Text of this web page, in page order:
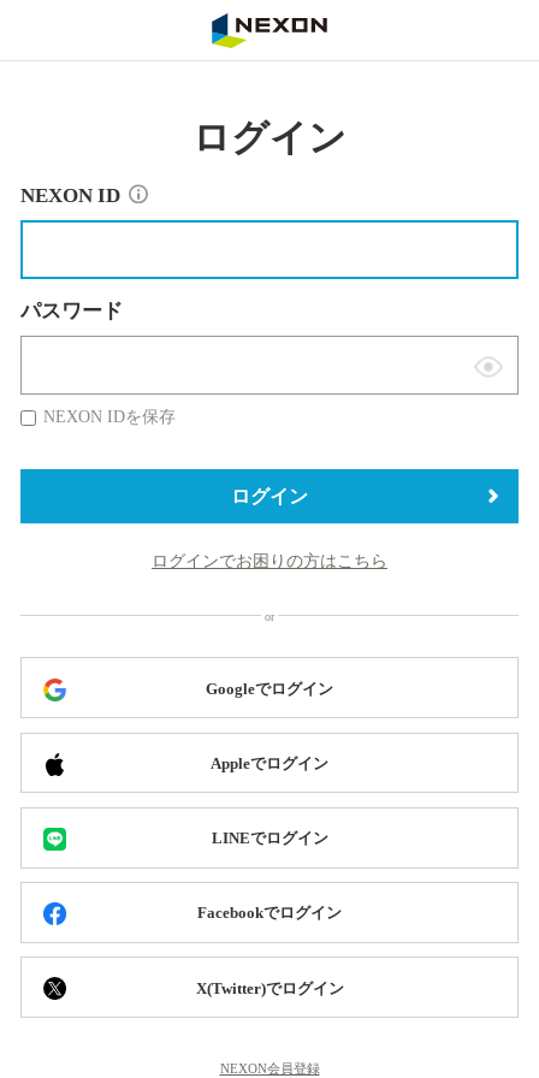
ログイン
NEXON ID
パスワード
表
替
NEXON IDを保存
ログイン
ログインでお困りの方はこちら
Googleでログイン
Appleでログイン
LINEでログイン
Facebookでログイン
X(Twitter)でログイン
NEXON会員登録